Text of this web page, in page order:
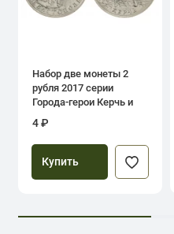
Набор две монеты 2
рубля 2017 серии
Города-герои Керчь и
Севастополь
4 ₽
Купить